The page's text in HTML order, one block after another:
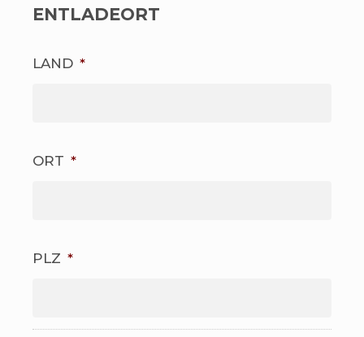
ENTLADEORT
LAND *
ORT *
PLZ *